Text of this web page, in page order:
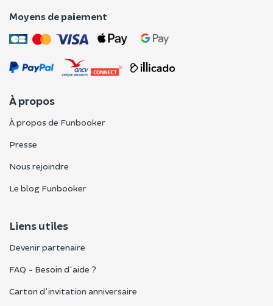
Moyens de paiement
À propos
À propos de Funbooker
Presse
Nous rejoindre
Le blog Funbooker
Liens utiles
Devenir partenaire
FAQ - Besoin d'aide ?
Carton d'invitation anniversaire